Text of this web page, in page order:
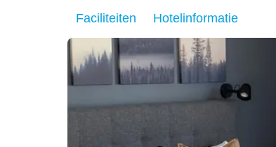
Faciliteiten Hotelinformatie